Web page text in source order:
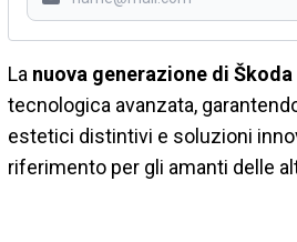
La nuova generazione di Škoda
tecnologica avanzata,
estetici distintivi e soluzioni
riferimento per gli amanti delle